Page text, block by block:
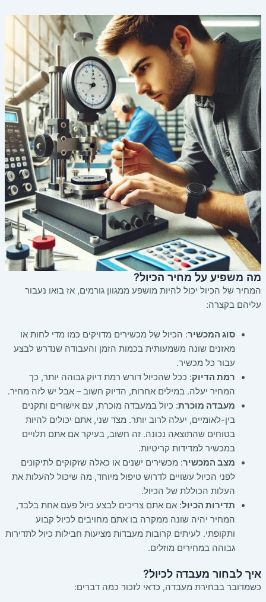
מה משפיע על מחיר הכיול?
המחיר של הכיול יכול להיות מושפע ממגוון גורמים, אז בואו נעבור
עליהם בקצרה:
סוג המכשיר: הכיול של מכשירים מדויקים כמו מדי לחות או
מאזנים שונה משמעותית בכמות הזמן והעבודה שנדרש לבצע
עבור כל מכשיר.
רמת הדיוק: ככל שהכיול דורש רמת דיוק גבוהה יותר, כך
המחיר יעלה. במילים אחרות, הדיוק חשוב – אבל יש לזה מחיר.
מעבדה מוכרת: כיול במעבדה מוכרת, עם אישורים ותקנים
בין-לאומיים, יעלה לרוב יותר. מצד שני, אתם יכולים להיות
בטוחים שהתוצאה נכונה. זה חשוב, בעיקר אם אתם תלויים
במכשיר למדידות קריטיות.
מצב המכשיר: מכשירים ישנים או כאלה שזקוקים לתיקונים
לפני הכיול עשויים לדרוש טיפול מיוחד, מה שיכול להעלות את
העלות הכוללת של הכיול.
תדירות הכיול: אם אתם צריכים לבצע כיול פעם אחת בלבד,
המחיר יהיה שונה ממקרה בו אתם מחויבים לכיול קבוע
ותקופתי. לעיתים קרובות מעבדות מציעות חבילות כיול לתדירות
גבוהה במחירים מוזלים.
איך לבחור מעבדה לכיול?
כשמדובר בבחירת מעבדה, כדאי לזכור כמה דברים: